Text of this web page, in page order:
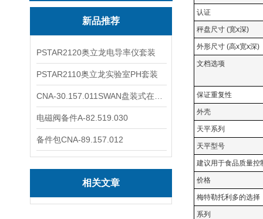
新品推荐
PSTAR2120奥立龙电导率仪套装
PSTAR2110奥立龙实验室PH套装
电磁阀备件A-82.519.030
备件包CNA-89.157.012
相关文章
认证
秤盘尺寸 (宽x深)
外形尺寸 (高x宽x深)
文档选项
保证重复性
外壳
天平系列
天平型号
建议用于食品质量控
价格
梅特勒托利多的选择
系列